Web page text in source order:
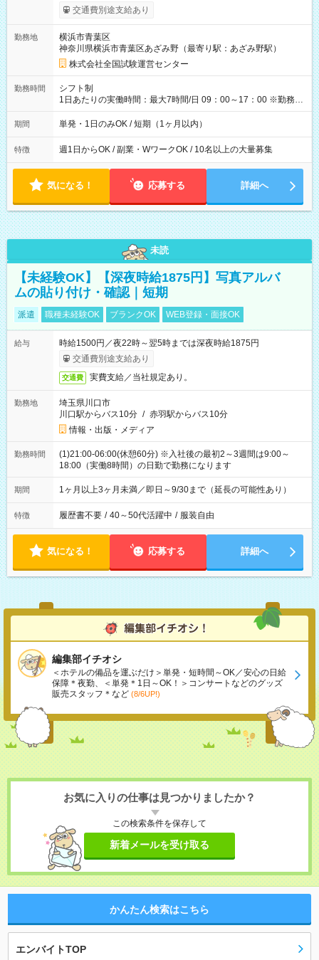
※勤務回数により昇給あり 【即給（前払い）オプションあ
り！】 希望される場合、勤務から1週間ほどで給与の一部を受け
例】 ・河合塾模擬試験 8:30～17:30（休憩1時間） 時給1,300円
×8時間＝日収10,400円＋交通費 ※当日の役割により時給＋100
円の場合あり ・国家試験 7:00～13:30（休憩なし） 時給1,300
円（役割手当＋100円）×6時間＝日収8,400円＋交通費 【試用期
間】試用期間なし
交通費別途支給あり
勤務地
横浜市青葉区
神奈川県横浜市青葉区あざみ野（最寄り駅：あざみ野駅）
株式会社全国試験運営センター
勤務時間
シフト制
1日あたりの実働時間：最大7時間/日 09：00～17：00 ※勤務時
間は 試験により異なります。
期間 単発・1日のみOK / 短期（1ヶ月以内）
特徴 週1日からOK / 副業・WワークOK / 10名以上の大量募集
気になる！ 応募する 詳細へ
未読
【未経験OK】【深夜時給1875円】写真アルバ
ムの貼り付け・確認｜短期
派遣 職種未経験OK ブランクOK WEB登録・面接OK
給与
時給1500円／夜22時～翌5時までは深夜時給1875円
交通費別途支給あり
交通費 実費支給／当社規定あり。
勤務地
埼玉県川口市
川口駅からバス10分 / 赤羽駅からバス10分
情報・出版・メディア
勤務時間
(1)21:00-06:00(休憩60分) ※入社後の最初2～3週間は9:00～
18:00（実働8時間）の日勤で勤務になります
期間 1ヶ月以上3ヶ月未満／即日～9/30まで（延長の可能性あり）
特徴 履歴書不要 / 40～50代活躍中 / 服装自由
気になる！ 応募する 詳細へ
編集部イチオシ
＜ホテルの備品を運ぶだけ＞単発・短時間～OK／安心の日給
保障＊夜勤、＜単発＊1日～OK！＞コンサートなどのグッズ
販売スタッフ＊など (8/6UP!)
お気に入りの仕事は見つかりましたか？
この検索条件を保存して
新着メールを受け取る
かんたん検索はこちら
エンバイトTOP